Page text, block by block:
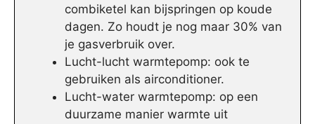
combiketel kan bijspringen op koude
dagen. Zo houdt je nog maar 30% van
je gasverbruik over.
Lucht-lucht warmtepomp: ook te
gebruiken als airconditioner.
Lucht-water warmtepomp: op een
duurzame manier warmte uit